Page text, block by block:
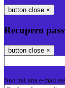
button close ×
Recupero
button close ×
Non hai una e-mail